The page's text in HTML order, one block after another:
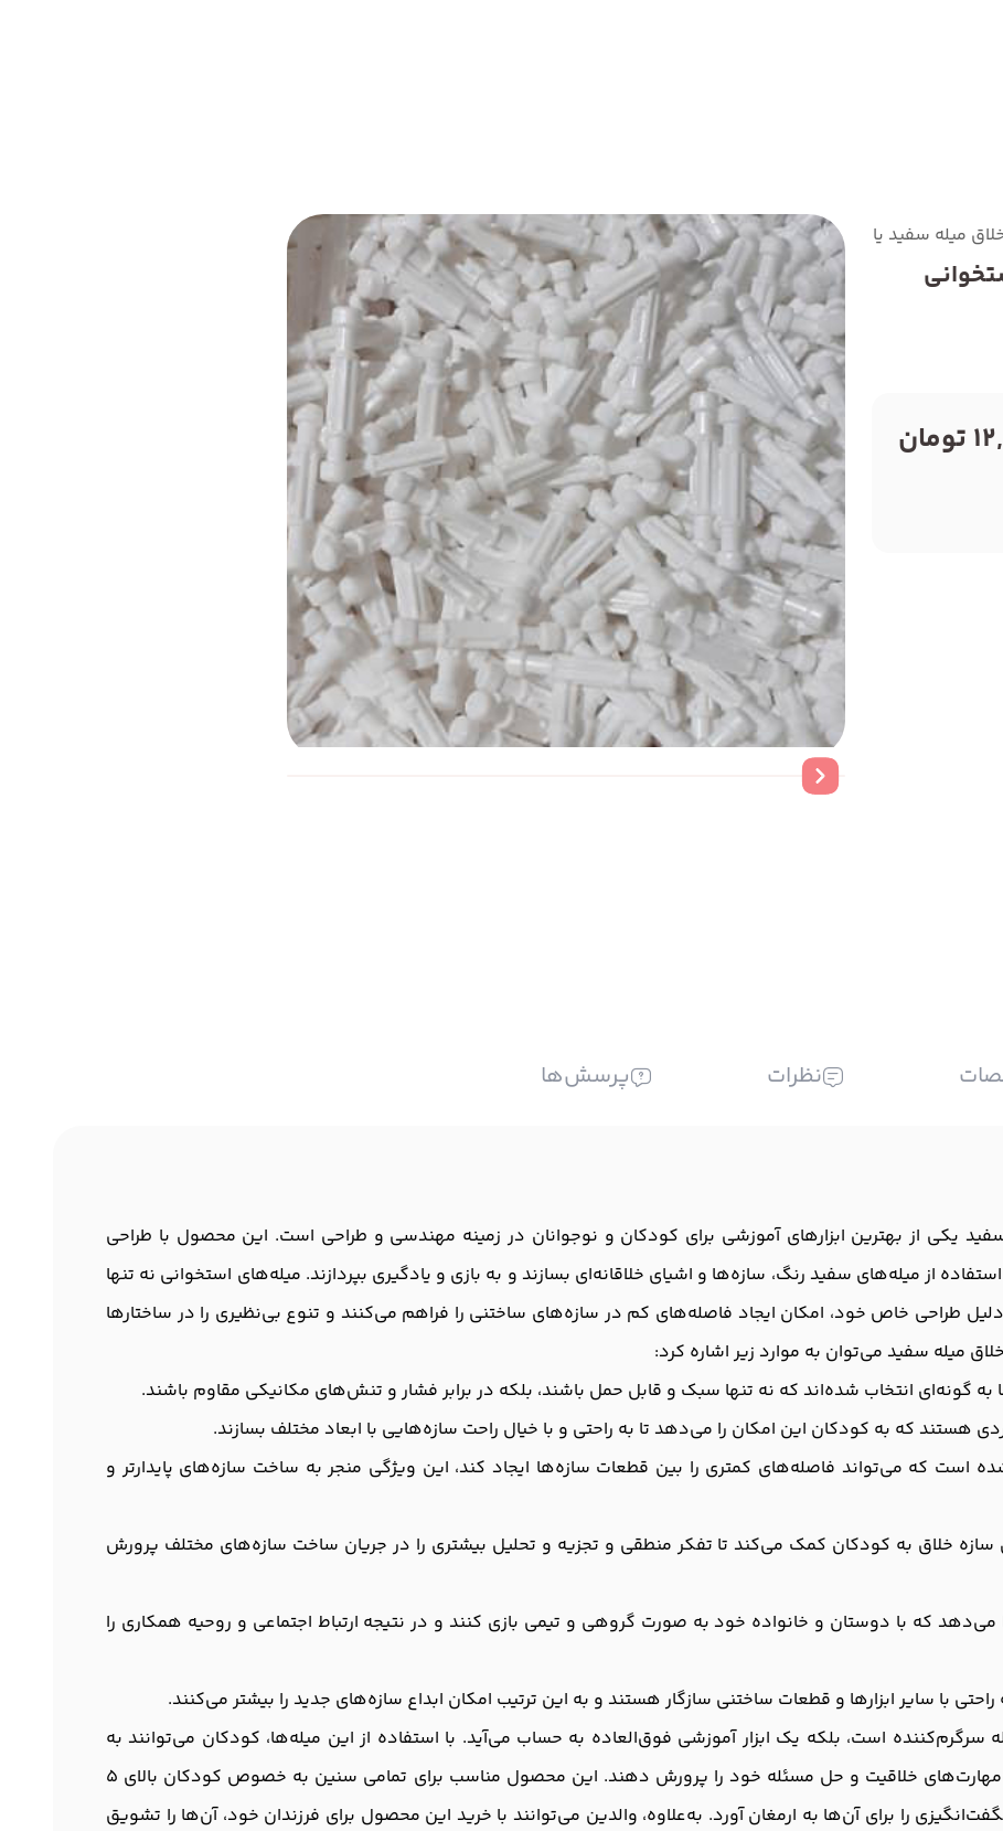
میله سفید یا میله استخوانی سفید مهندسی خلاقیت
نظرات پرسش‌ها
یکی از بهترین ابزارهای آموزشی برای کودکان و نوجوانان در زمینه مهندسی و طراحی است. این محصول با طراحی
از میله‌های سفید رنگ، سازه‌ها و اشیای خلاقانه‌ای بسازند و به بازی و یادگیری بپردازند. میله‌های استخوانی نه تنها
طراحی خاص خود، امکان ایجاد فاصله‌های کم در سازه‌های ساختنی را فراهم می‌کنند و تنوع بی‌نظیری را در ساختارها
میله سفید می‌توان به موارد زیر اشاره کرد:
به گونه‌ای انتخاب شده‌اند که نه تنها سبک و قابل حمل باشند، بلکه در برابر فشار و تنش‌های مکانیکی مقاوم باشند.
هستند که به کودکان این امکان را می‌دهد تا به راحتی و با خیال راحت سازه‌هایی با ابعاد مختلف بسازند.
است که می‌تواند فاصله‌های کمتری را بین قطعات سازه‌ها ایجاد کند، این ویژگی منجر به ساخت سازه‌های پایدارتر و
سازه خلاق به کودکان کمک می‌کند تا تفکر منطقی و تجزیه و تحلیل بیشتری را در جریان ساخت سازه‌های مختلف پرورش
که با دوستان و خانواده خود به صورت گروهی و تیمی بازی کنند و در نتیجه ارتباط اجتماعی و روحیه همکاری را
با سایر ابزارها و قطعات ساختنی سازگار هستند و به این ترتیب امکان ابداع سازه‌های جدید را بیشتر می‌کنند.
است، بلکه یک ابزار آموزشی فوق‌العاده به حساب می‌آید. با استفاده از این میله‌ها، کودکان می‌توانند به
راحتی مفاهیم پایه مهندسی ساده را یاد بگیرند و مهارت‌های خلاقیت و حل مسئله خود را پرورش دهند. این محصول مناسب برای تمامی سنین به خصوص کودکان بالای 5
را برای آن‌ها به ارمغان آورد. به‌علاوه، والدین می‌توانند با خرید این محصول برای فرزندان خود، آن‌ها را تشویق